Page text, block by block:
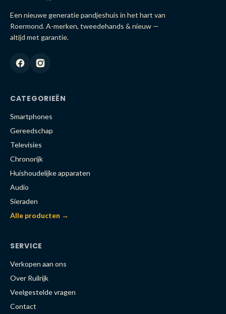
Een nieuwe generatie pandjeshuis in het hart van
Roermond. A-merken, tweedehands & nieuw —
altijd met garantie.
CATEGORIEËN
Smartphones
Gereedschap
Televisies
Chronorijk
Huishoudelijke apparaten
Audio
Sieraden
Alle producten →
SERVICE
Verkopen aan ons
Over Ruilrijk
Veelgestelde vragen
Contact